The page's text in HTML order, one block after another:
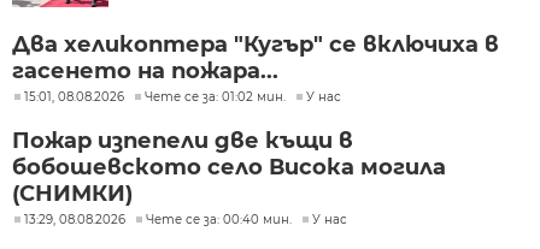
Два хеликоптера "Кугър" се включиха в
гасенето на пожара...
15:01, 08.08.2026 Чете се за: 01:02 мин. У нас
Пожар изпепели две къщи в
бобошевското село Висока могила
(СНИМКИ)
13:29, 08.08.2026 Чете се за: 00:40 мин. У нас